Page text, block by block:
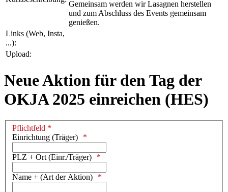
Gemeinsam werden wir Lasagnen herstellen
und zum Abschluss des Events gemeinsam
genießen.
Links (Web, Insta,
...):
Upload:
Neue Aktion für den Tag der
OKJA 2025 einreichen (HES)
Pflichtfeld *
Einrichtung (Träger)
PLZ + Ort (Einr./Träger)
Name + (Art der Aktion)